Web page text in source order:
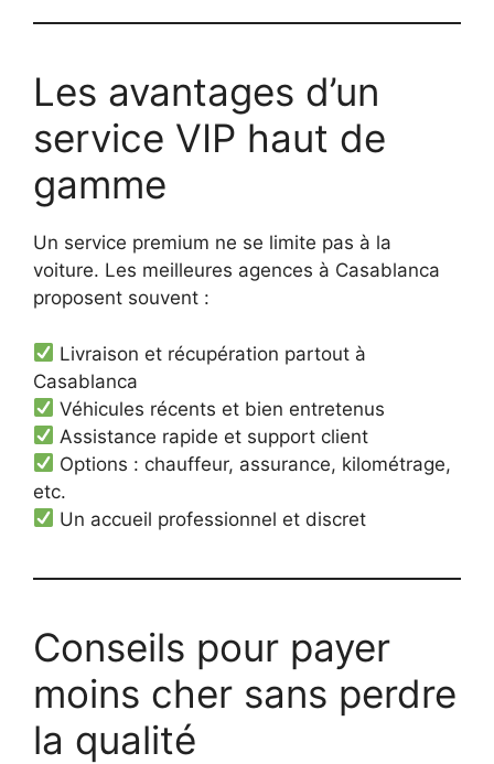
Les avantages d’un
service VIP haut de
gamme
Un service premium ne se limite pas à la
voiture. Les meilleures agences à Casablanca
proposent souvent :
Livraison et récupération partout à
Casablanca
Véhicules récents et bien entretenus
Assistance rapide et support client
Options : chauffeur, assurance, kilométrage,
etc.
Un accueil professionnel et discret
Conseils pour payer
moins cher sans perdre
la qualité